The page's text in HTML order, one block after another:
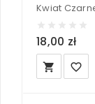
18,00 zł
local_grocery_store favorite_border